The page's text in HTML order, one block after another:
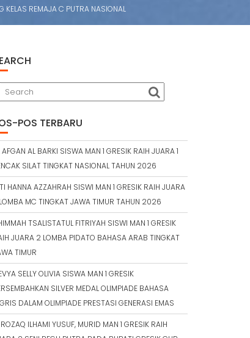
KELAS REMAJA C PUTRA NASIONAL
POS TERBARU
AFGAN AL BARKI SISWA MAN 1 GRESIK RAIH JUARA 1
SILAT TINGKAT NASIONAL TAHUN 2026
HANNA AZZAHRAH SISWI MAN 1 GRESIK RAIH JUARA
MC TINGKAT JAWA TIMUR TAHUN 2026
TSALISTATUL FITRIYAH SISWI MAN 1 GRESIK
JUARA 2 LOMBA PIDATO BAHASA ARAB TINGKAT
TIMUR
SELLY OLIVIA SISWA MAN 1 GRESIK
SILVER MEDAL OLIMPIADE BAHASA
DALAM OLIMPIADE PRESTASI GENERASI EMAS
ILHAMI YUSUF, MURID MAN 1 GRESIK RAIH